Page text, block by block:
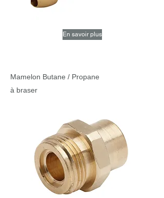
En savoir plus
Mamelon Butane / Propane
à braser